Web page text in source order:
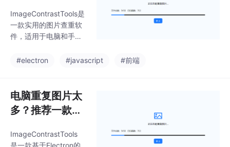
可以让你省点经费，但
是超过限制后，cdn就
没作用了。以上就是本
在持续观测，如果还不
频ip，全部添加到黑名
单
Tools，基于Ele
ctron和hash算
ImageContrastTools是
一款实用的图片查重软
件，适用于电脑和手
的相册。用户只需选择
NG图片，并在扫描完成
后列出重复照片，左侧
显示原图，右侧显示重
张图片大约需要5分
#electron #javascript #前端
电脑重复图片太
多？推荐一款开
具ImageContra
ImageContrastTools
是一款基于Electron的